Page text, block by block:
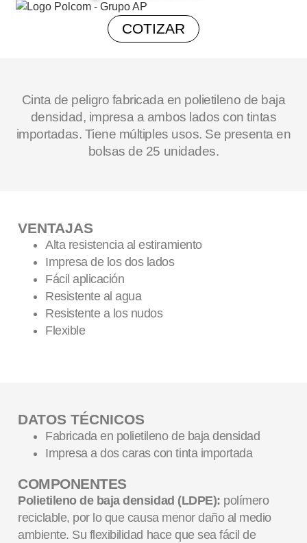
COTIZAR
Cinta de peligro fabricada en polietileno de baja
densidad, impresa a ambos lados con tintas
importadas. Tiene múltiples usos. Se presenta en
bolsas de 25 unidades.
VENTAJAS
Alta resistencia al estiramiento
Impresa de los dos lados
Fácil aplicación
Resistente al agua
Resistente a los nudos
Flexible
DATOS TÉCNICOS
Fabricada en polietileno de baja densidad
Impresa a dos caras con tinta importada
COMPONENTES
Polietileno de baja densidad (LDPE): polímero
reciclable, por lo que causa menor daño al medio
ambiente. Su flexibilidad hace que sea fácil de